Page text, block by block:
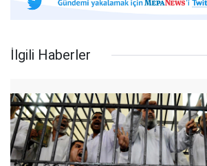
İlgili Haberler